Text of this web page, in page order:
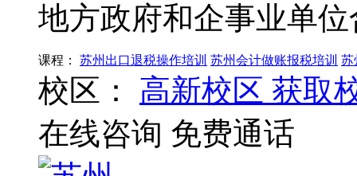
地方政府和企事业单
课程： 苏州出口退税操作培训 苏州会计做账报税培训 苏
校区： 高新校区 获取
在线咨询 免费通话